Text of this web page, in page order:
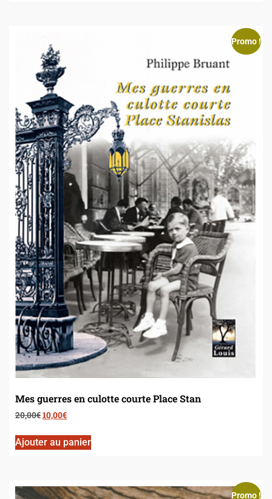
Promo !
Mes guerres en culotte courte Place Stan
20,00€10,00€
Ajouter au panier
Promo !